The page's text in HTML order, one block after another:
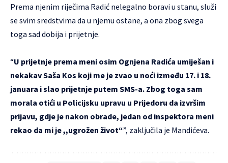
Prema njenim riječima Radić nelegalno boravi u stanu, služi
se svim sredstvima da u njemu ostane, a ona zbog svega
toga sad dobija i prijetnje.
“U prijetnje prema meni osim Ognjena Radića umiješan i
nekakav Saša Kos koji me je zvao u noći između 17. i 18.
januara i slao prijetnje putem SMS-a. Zbog toga sam
morala otići u Policijsku upravu u Prijedoru da izvršim
prijavu, gdje je nakon obrade, jedan od inspektora meni
rekao da mi je ,,ugrožen život“”, zaključila je Mandićeva.